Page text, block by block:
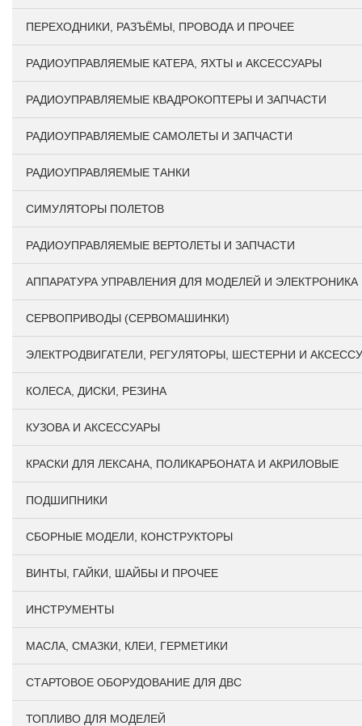
ПЕРЕХОДНИКИ, РАЗЪЁМЫ, ПРОВОДА И ПРОЧЕЕ
РАДИОУПРАВЛЯЕМЫЕ КАТЕРА, ЯХТЫ и АКСЕССУАРЫ
РАДИОУПРАВЛЯЕМЫЕ КВАДРОКОПТЕРЫ И ЗАПЧАСТИ
РАДИОУПРАВЛЯЕМЫЕ САМОЛЕТЫ И ЗАПЧАСТИ
РАДИОУПРАВЛЯЕМЫЕ ТАНКИ
СИМУЛЯТОРЫ ПОЛЕТОВ
РАДИОУПРАВЛЯЕМЫЕ ВЕРТОЛЕТЫ И ЗАПЧАСТИ
АППАРАТУРА УПРАВЛЕНИЯ ДЛЯ МОДЕЛЕЙ И ЭЛЕКТРОНИКА
СЕРВОПРИВОДЫ (СЕРВОМАШИНКИ)
ЭЛЕКТРОДВИГАТЕЛИ, РЕГУЛЯТОРЫ, ШЕСТЕРНИ И
КОЛЕСА, ДИСКИ, РЕЗИНА
КУЗОВА И АКСЕССУАРЫ
КРАСКИ ДЛЯ ЛЕКСАНА, ПОЛИКАРБОНАТА И АКРИЛОВЫЕ
ПОДШИПНИКИ
CБОРНЫЕ МОДЕЛИ, КОНСТРУКТОРЫ
ВИНТЫ, ГАЙКИ, ШАЙБЫ И ПРОЧЕЕ
ИНСТРУМЕНТЫ
МАСЛА, СМАЗКИ, КЛЕИ, ГЕРМЕТИКИ
СТАРТОВОЕ ОБОРУДОВАНИЕ ДЛЯ ДВС
ТОПЛИВО ДЛЯ МОДЕЛЕЙ